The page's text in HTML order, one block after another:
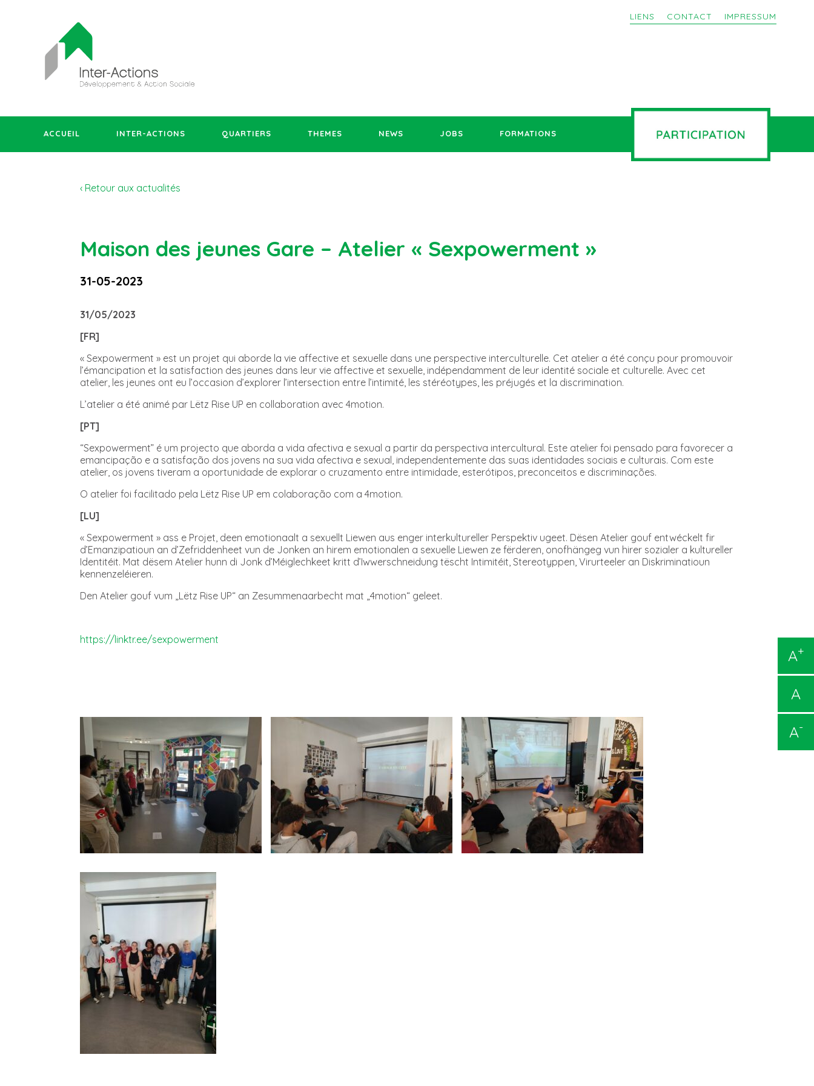
LIENS CONTACT IMPRESSUM
ACCUEIL INTER-ACTIONS QUARTIERS THEMES NEWS JOBS FORMATIONS
A+
A
A-
‹ Retour aux actualités
Maison des jeunes Gare – Atelier « Sexpowerment »
31-05-2023
31/05/2023
[FR]
« Sexpowerment » est un projet qui aborde la vie affective et sexuelle dans une perspective interculturelle. Cet atelier a été conçu pour promouvoir
l’émancipation et la satisfaction des jeunes dans leur vie affective et sexuelle, indépendamment de leur identité sociale et culturelle. Avec cet
atelier, les jeunes ont eu l’occasion d’explorer l’intersection entre l’intimité, les stéréotypes, les préjugés et la discrimination.
L’atelier a été animé par Lëtz Rise UP en collaboration avec 4motion.
[PT]
“Sexpowerment” é um projecto que aborda a vida afectiva e sexual a partir da perspectiva intercultural. Este atelier foi pensado para favorecer a
emancipação e a satisfação dos jovens na sua vida afectiva e sexual, independentemente das suas identidades sociais e culturais. Com este
atelier, os jovens tiveram a oportunidade de explorar o cruzamento entre intimidade, esterótipos, preconceitos e discriminações.
O atelier foi facilitado pela Lëtz Rise UP em colaboração com a 4motion.
[LU]
« Sexpowerment » ass e Projet, deen emotionaalt a sexuellt Liewen aus enger interkultureller Perspektiv ugeet. Dësen Atelier gouf entwéckelt fir
d’Emanzipatioun an d’Zefriddenheet vun de Jonken an hirem emotionalen a sexuelle Liewen ze fërderen, onofhängeg vun hirer sozialer a kultureller
Identitéit. Mat dësem Atelier hunn di Jonk d’Méiglechkeet kritt d’Iwwerschneidung tëscht Intimitéit, Stereotyppen, Virurteeler an Diskriminatioun
kennenzeléieren.
Den Atelier gouf vum „Lëtz Rise UP“ an Zesummenaarbecht mat „4motion“ geleet.
https://linktr.ee/sexpowerment